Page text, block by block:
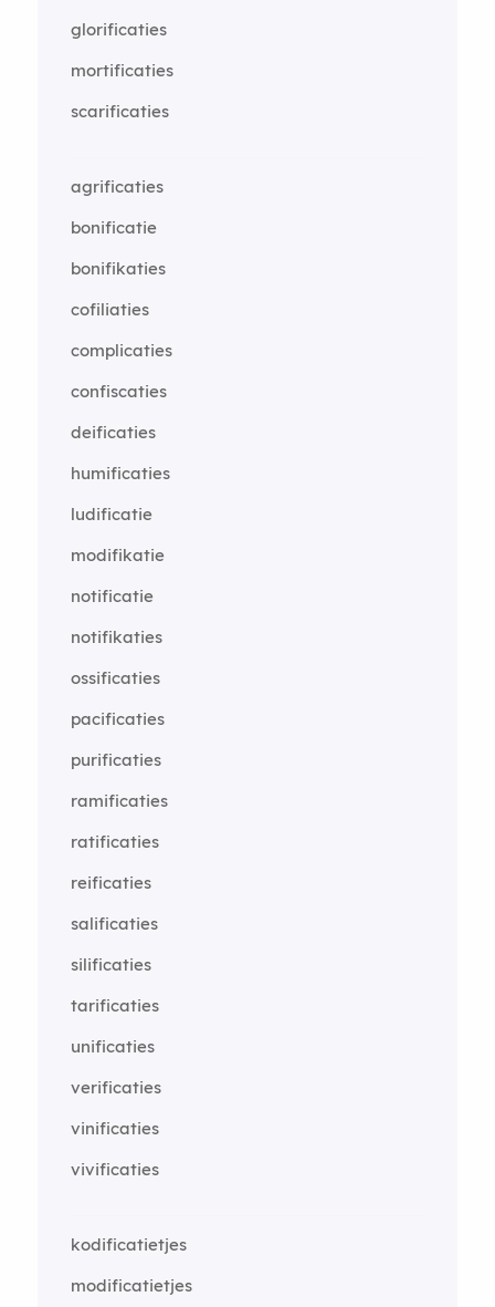
glorificaties
mortificaties
scarificaties
agrificaties
bonificatie
bonifikaties
cofiliaties
complicaties
confiscaties
deificaties
humificaties
ludificatie
modifikatie
notificatie
notifikaties
ossificaties
pacificaties
purificaties
ramificaties
ratificaties
reificaties
salificaties
silificaties
tarificaties
unificaties
verificaties
vinificaties
vivificaties
kodificatietjes
modificatietjes